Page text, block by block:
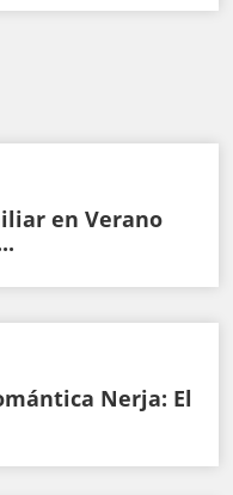
en Verano
Nerja: El